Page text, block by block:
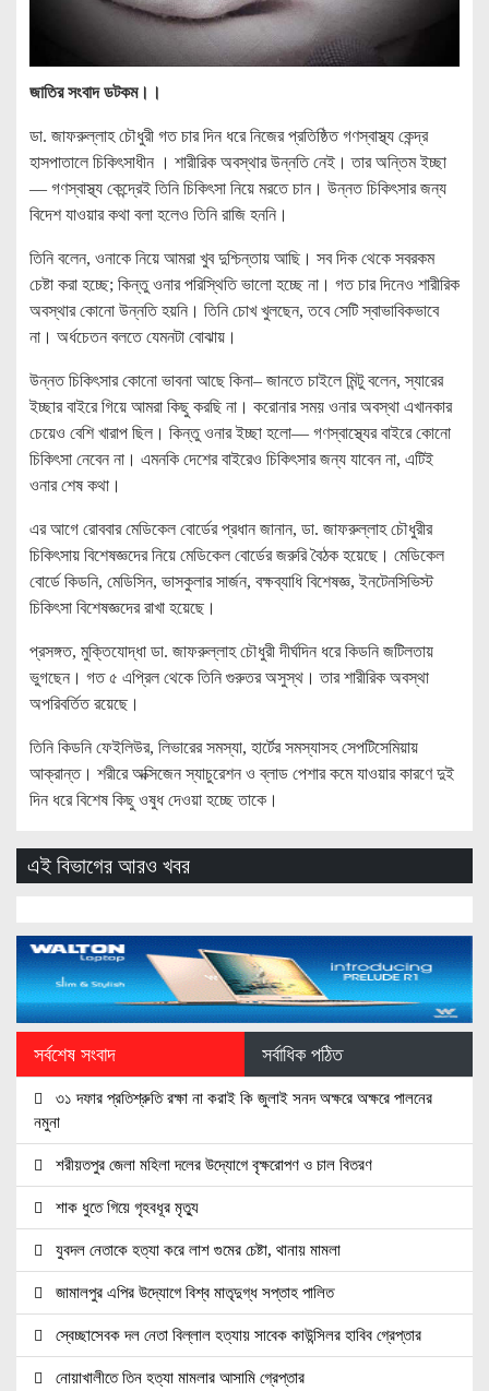
জাতির সংবাদ ডটকম।।
ডা. জাফরুল্লাহ চৌধুরী গত চার দিন ধরে নিজের প্রতিষ্ঠিত গণস্বাস্থ্য কেন্দ্র
হাসপাতালে চিকিৎসাধীন । শারীরিক অবস্থার উন্নতি নেই। তার অন্তিম ইচ্ছা
— গণস্বাস্থ্য কেন্দ্রেই তিনি চিকিৎসা নিয়ে মরতে চান। উন্নত চিকিৎসার জন্য
বিদেশ যাওয়ার কথা বলা হলেও তিনি রাজি হননি।
তিনি বলেন, ওনাকে নিয়ে আমরা খুব দুশ্চিন্তায় আছি। সব দিক থেকে সবরকম
চেষ্টা করা হচ্ছে; কিন্তু ওনার পরিস্থিতি ভালো হচ্ছে না। গত চার দিনেও শারীরিক
অবস্থার কোনো উন্নতি হয়নি। তিনি চোখ খুলছেন, তবে সেটি স্বাভাবিকভাবে
না। অর্ধচেতন বলতে যেমনটা বোঝায়।
উন্নত চিকিৎসার কোনো ভাবনা আছে কিনা– জানতে চাইলে মিন্টু বলেন, স্যারের
ইচ্ছার বাইরে গিয়ে আমরা কিছু করছি না। করোনার সময় ওনার অবস্থা এখানকার
চেয়েও বেশি খারাপ ছিল। কিন্তু ওনার ইচ্ছা হলো— গণস্বাস্থ্যের বাইরে কোনো
চিকিৎসা নেবেন না। এমনকি দেশের বাইরেও চিকিৎসার জন্য যাবেন না, এটিই
ওনার শেষ কথা।
এর আগে রোববার মেডিকেল বোর্ডের প্রধান জানান, ডা. জাফরুল্লাহ চৌধুরীর
চিকিৎসায় বিশেষজ্ঞদের নিয়ে মেডিকেল বোর্ডের জরুরি বৈঠক হয়েছে। মেডিকেল
বোর্ডে কিডনি, মেডিসিন, ভাসকুলার সার্জন, বক্ষব্যাধি বিশেষজ্ঞ, ইনটেনসিভিস্ট
চিকিৎসা বিশেষজ্ঞদের রাখা হয়েছে।
প্রসঙ্গত, মুক্তিযোদ্ধা ডা. জাফরুল্লাহ চৌধুরী দীর্ঘদিন ধরে কিডনি জটিলতায়
ভুগছেন। গত ৫ এপ্রিল থেকে তিনি গুরুতর অসুস্থ। তার শারীরিক অবস্থা
অপরিবর্তিত রয়েছে।
তিনি কিডনি ফেইলিউর, লিভারের সমস্যা, হার্টের সমস্যাসহ সেপটিসেমিয়ায়
আক্রান্ত। শরীরে অক্সিজেন স্যাচুরেশন ও ব্লাড পেশার কমে যাওয়ার কারণে দুই
দিন ধরে বিশেষ কিছু ওষুধ দেওয়া হচ্ছে তাকে।
এই বিভাগের আরও খবর
সর্বশেষ সংবাদ সর্বাধিক পঠিত
৩১ দফার প্রতিশ্রুতি রক্ষা না করাই কি জুলাই সনদ অক্ষরে অক্ষরে পালনের
নমুনা
শরীয়তপুর জেলা মহিলা দলের উদ্যোগে বৃক্ষরোপণ ও চাল বিতরণ
শাক ধুতে গিয়ে গৃহবধূর মৃত্যু
যুবদল নেতাকে হত্যা করে লাশ গুমের চেষ্টা, থানায় মামলা
জামালপুর এপির উদ্যোগে বিশ্ব মাতৃদুগ্ধ সপ্তাহ পালিত
স্বেচ্ছাসেবক দল নেতা বিল্লাল হত্যায় সাবেক কাউন্সিলর হাবিব গ্রেপ্তার
নোয়াখালীতে তিন হত্যা মামলার আসামি গ্রেপ্তার